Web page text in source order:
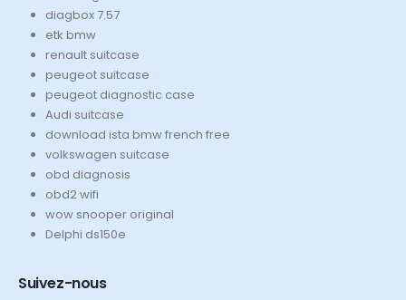
diagbox 7.57
etk bmw
renault suitcase
peugeot suitcase
peugeot diagnostic case
Audi suitcase
download ista bmw french free
volkswagen suitcase
obd diagnosis
obd2 wifi
wow snooper original
Delphi ds150e
Suivez-nous